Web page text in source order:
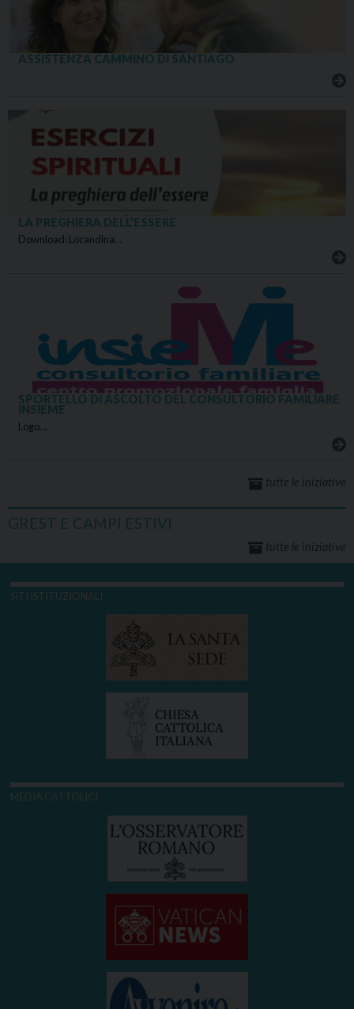
ASSISTENZA CAMMINO DI SANTIAGO
LA PREGHIERA DELL’ESSERE
Download: Locandina…
SPORTELLO DI ASCOLTO DEL CONSULTORIO FAMILIARE
INSIEME
Logo…
tutte le iniziative
GREST E CAMPI ESTIVI
tutte le iniziative
SITI ISTITUZIONALI
MEDIA CATTOLICI